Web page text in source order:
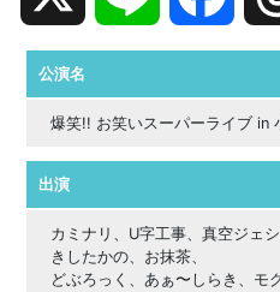
公演名
爆笑!! お笑いスーパーライブ in
出演
カミナリ、U字工事、真空ジェ
きしたかの、お抹茶、
どぶろっく、あぁ〜しらき、モ